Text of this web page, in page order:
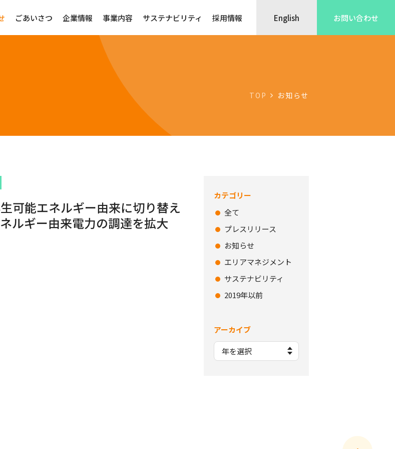
ごあいさつ 企業情報 事業内容 サステナビリティ 採用情報 English お問い合わせ
TOP お知らせ
可能エネルギー由来に切り替え
ルギー由来電力の調達を拡大
カテゴリー
全て
プレスリリース
お知らせ
エリアマネジメント
サステナビリティ
2019年以前
アーカイブ